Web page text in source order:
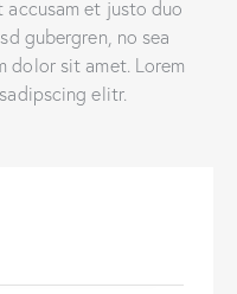
et justo duo
gubergren, no sea
dolor sit amet. Lorem
elitr.